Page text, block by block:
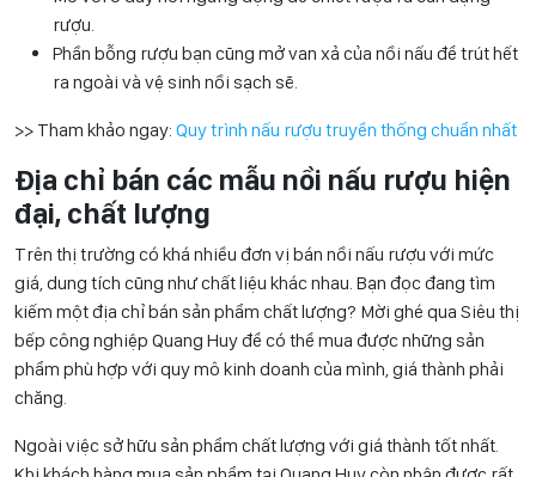
rượu.
Phần bỗng rượu bạn cũng mở van xả của nồi nấu để trút hết
ra ngoài và vệ sinh nồi sạch sẽ.
>> Tham khảo ngay: Quy trình nấu rượu truyền thống chuẩn nhất
Địa chỉ bán các mẫu nồi nấu rượu hiện
đại, chất lượng
Trên thị trường có khá nhiều đơn vị bán nồi nấu rượu với mức
giá, dung tích cũng như chất liệu khác nhau. Bạn đọc đang tìm
kiếm một địa chỉ bán sản phẩm chất lượng? Mời ghé qua Siêu thị
bếp công nghiệp Quang Huy để có thể mua được những sản
phẩm phù hợp với quy mô kinh doanh của mình, giá thành phải
chăng.
Ngoài việc sở hữu sản phẩm chất lượng với giá thành tốt nhất.